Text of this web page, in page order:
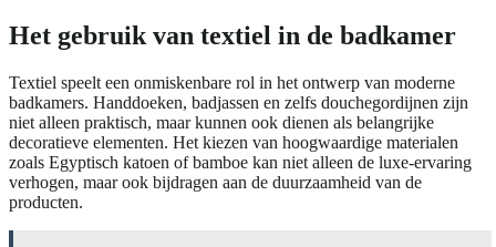
Het gebruik van textiel in de badkamer
Textiel speelt een onmiskenbare rol in het ontwerp van moderne
badkamers. Handdoeken, badjassen en zelfs douchegordijnen zijn
niet alleen praktisch, maar kunnen ook dienen als belangrijke
decoratieve elementen. Het kiezen van hoogwaardige materialen
zoals Egyptisch katoen of bamboe kan niet alleen de luxe-ervaring
verhogen, maar ook bijdragen aan de duurzaamheid van de
producten.